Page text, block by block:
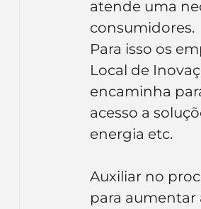
atende uma
consumidores.
Para isso os
Local de
encaminha
acesso a
energia etc.
Auxiliar no
para aumentar